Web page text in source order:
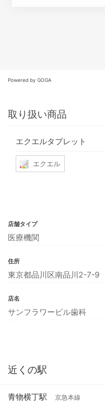
Powered by GOGA
取り扱い商品
エクエルタブレット
エクエル
店舗タイプ
医療機関
住所
東京都品川区南品川2-7-9
店名
サンフラワービル歯科
近くの駅
青物横丁駅 京急本線